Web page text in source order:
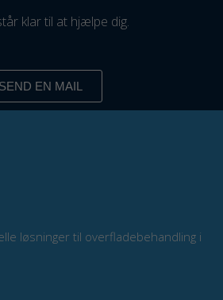
klar til at hjælpe dig.
SEND EN MAIL
løsninger til overfladebehandling i